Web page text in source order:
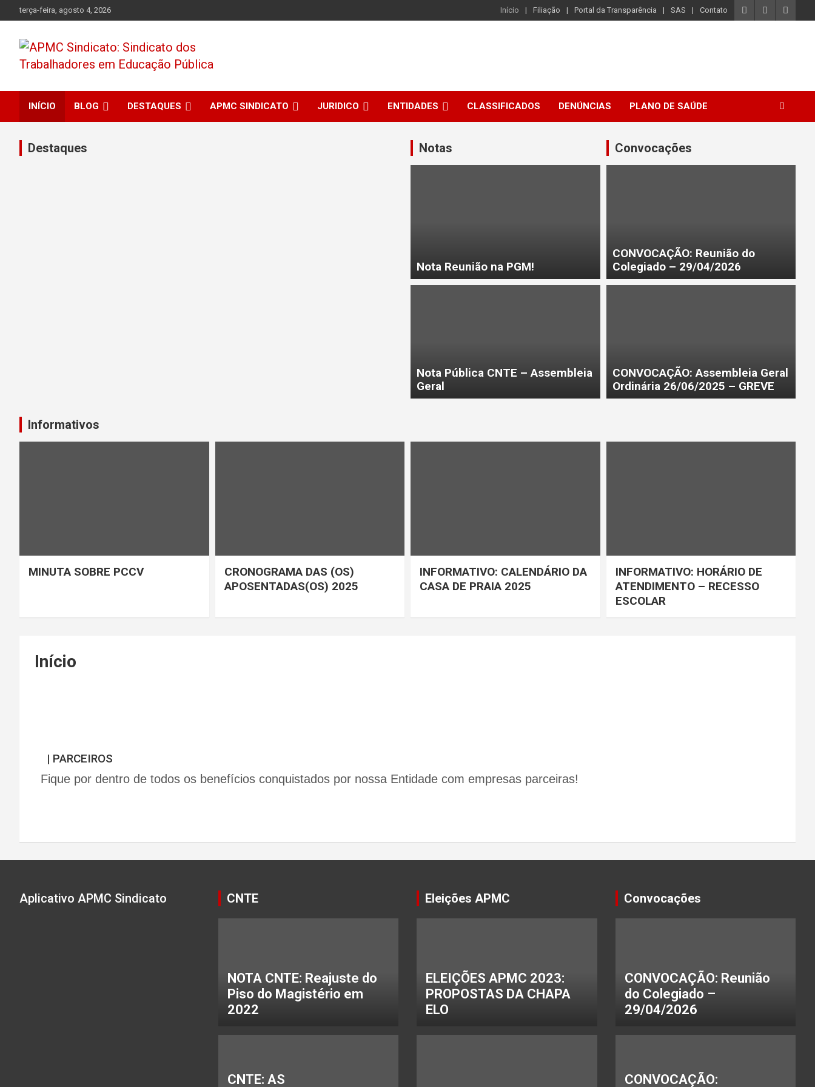
terça-feira, agosto 4, 2026 Início Filiação Portal da Transparência SAS Contato
APMC Sindicato:
Sindicato dos
Trabalhadores em
município de Colombo, Estado do Paraná. Nenhum Direito a
Menos!
INÍCIO BLOG DESTAQUES APMC SINDICATO JURIDICO ENTIDADES CLASSIFICADOS DENÚNCIAS PLANO DE SAÚDE
Destaques Notas
Nota Reunião na PGM!
Nota Pública CNTE – Assembleia
Geral
Convocações
CONVOCAÇÃO: Reunião do
Colegiado – 29/04/2026
CONVOCAÇÃO: Assembleia Geral
Ordinária 26/06/2025 – GREVE
Informativos
MINUTA SOBRE PCCV
CRONOGRAMA DAS (OS)
APOSENTADAS(OS) 2025
INFORMATIVO: CALENDÁRIO DA
CASA DE PRAIA 2025
INFORMATIVO: HORÁRIO DE
ATENDIMENTO – RECESSO
ESCOLAR
Início
| PARCEIROS
Fique por dentro de todos os benefícios conquistados por nossa Entidade com empresas parceiras!
Aplicativo APMC Sindicato CNTE
NOTA CNTE: Reajuste do
Piso do Magistério em
2022
CNTE: AS
Eleições APMC
ELEIÇÕES APMC 2023:
PROPOSTAS DA CHAPA
ELO
Convocações
CONVOCAÇÃO: Reunião
do Colegiado –
29/04/2026
CONVOCAÇÃO: